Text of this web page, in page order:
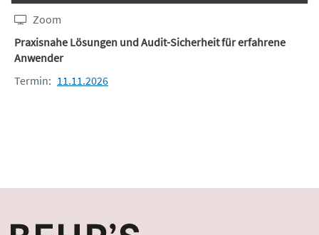
Zoom
Praxisnahe Lösungen und Audit-Sicherheit für erfahrene
Anwender
Termin: 11.11.2026